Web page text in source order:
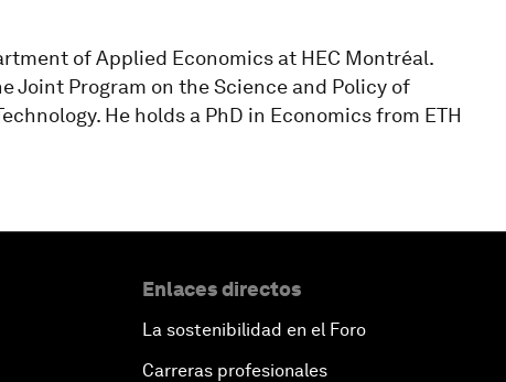
of Applied Economics at HEC Montréal.
Joint Program on the Science and Policy of
He holds a PhD in Economics from ETH
Enlaces directos
La sostenibilidad en el Foro
Carreras profesionales